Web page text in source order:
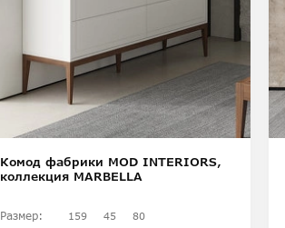
Комод фабрики MOD INTERIORS,
коллекция MARBELLA
Размер: 159 45 80